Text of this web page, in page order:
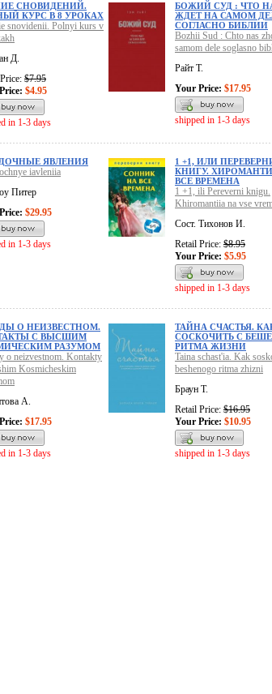
СНОВИДЕНИЙ.
КУРС В 8 УРОКАХ
snovidenii. Polnyi kurs v
Д.
$7.95
$4.95
in 1-3 days
БОЖИЙ СУД : ЧТО
ЖДЕТ НА САМОМ
СОГЛАСНО БИБЛИИ
Bozhii Sud : Chto nas
samom dele soglasno
Райт Т.
Your Price: $17.95
shipped in 1-3 days
ЯВЛЕНИЯ
iavleniia
Питер
$29.95
in 1-3 days
1 +1, ИЛИ
КНИГУ.
ВСЕ ВРЕМЕНА
1 +1, ili Pereverni knigu.
Khiromantiia na vse
Сост. Тихонов И.
Retail Price: $8.95
Your Price: $5.95
shipped in 1-3 days
О НЕИЗВЕСТНОМ.
С ВЫСШИМ
РАЗУМОМ
o neizvestnom. Kontakty
Kosmicheskim
А.
$17.95
in 1-3 days
ТАЙНА СЧАСТЬЯ.
СОСКОЧИТЬ С
РИТМА ЖИЗНИ
Taina schast'ia. Kak
beshenogo ritma zhizni
Браун Т.
Retail Price: $16.95
Your Price: $10.95
shipped in 1-3 days